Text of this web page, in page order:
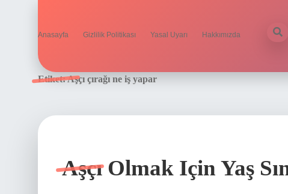
Anasayfa Gizlilik Politikası Yasal Uyarı Hakkımızda
Etiket:Aşçı çırağı ne iş yapar
Aşçı Olmak Için Yaş